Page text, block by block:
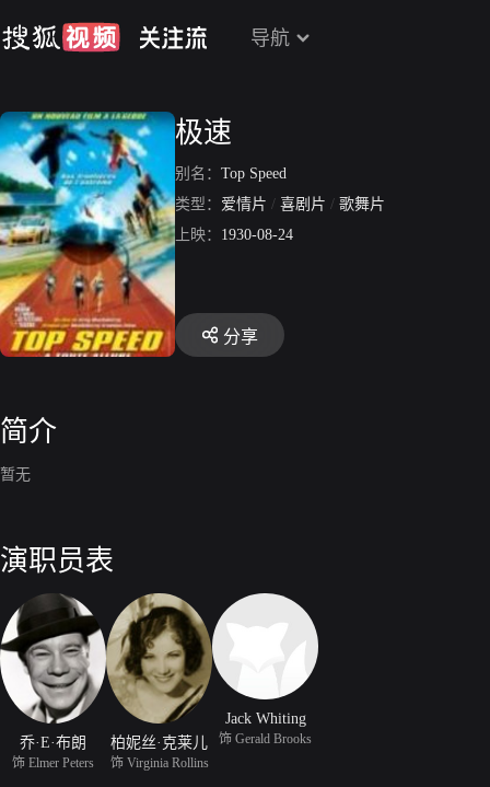
导航
极速
别名： Top Speed
类型： 爱情片 / 喜剧片 / 歌舞片
上映： 1930-08-24
分享
简介
暂无
演职员表
乔·E·布朗
饰 Elmer Peters
柏妮丝·克莱儿
饰 Virginia Rollins
Jack Whiting
饰 Gerald Brooks